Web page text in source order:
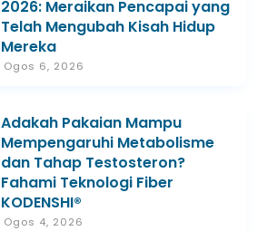
2026: Meraikan Pencapai yang
Telah Mengubah Kisah Hidup
Mereka
Ogos 6, 2026
Adakah Pakaian Mampu
Mempengaruhi Metabolisme
dan Tahap Testosteron?
Fahami Teknologi Fiber
KODENSHI®
Ogos 4, 2026